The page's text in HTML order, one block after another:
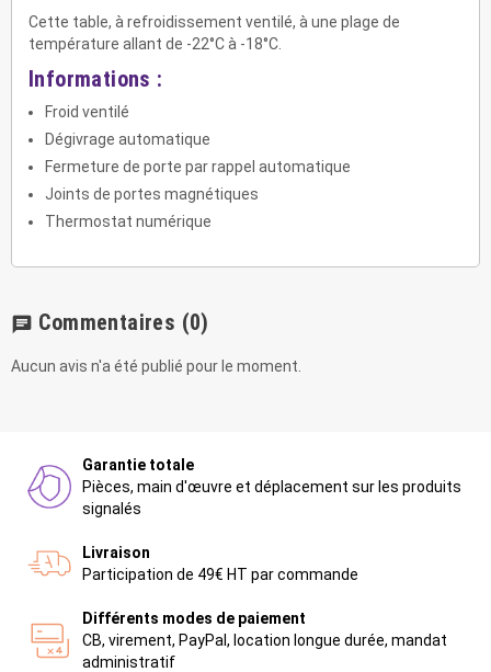
Cette table, à refroidissement ventilé, à une plage de
température allant de -22°C à -18°C.
Informations :
Froid ventilé
Dégivrage automatique
Fermeture de porte par rappel automatique
Joints de portes magnétiques
Thermostat numérique
chat Commentaires (0)
Aucun avis n'a été publié pour le moment.
Garantie totale
Pièces, main d'œuvre et déplacement sur les produits
signalés
Livraison
Participation de 49€ HT par commande
Différents modes de paiement
CB, virement, PayPal, location longue durée, mandat
administratif